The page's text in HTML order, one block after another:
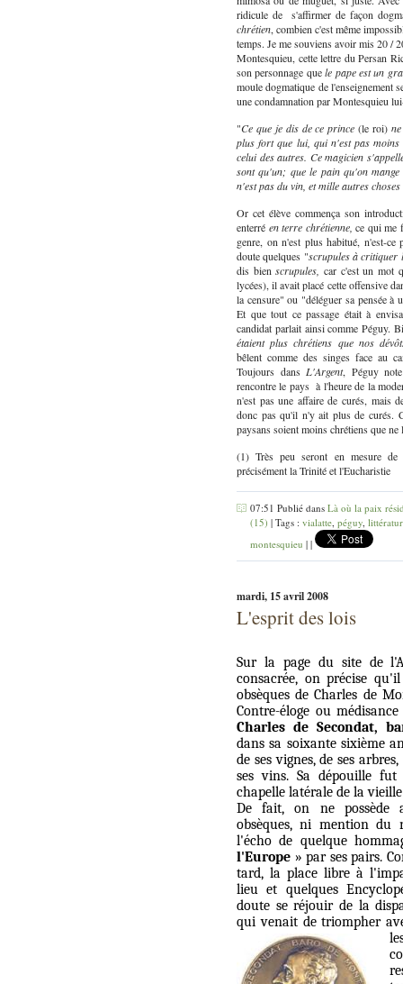
ridicule de s'affirmer de façon
chrétien, combien c'est même
temps. Je me souviens avoir mis 20 /
Montesquieu, cette lettre du Persan
son personnage quele pape est un
moule dogmatique de l'enseignement
une condamnation par Montesquieu
"Ce que je dis de ce prince (le roi)
plus fort que lui, qui n'est pas
celui des autres. Ce magicien
sont qu'un; que le pain qu'on
n'est pas du vin, et mille autres choses
Or cet élève commença son
enterré en terre chrétienne, ce qui me
genre, on n'est plus habitué, n'est-
doute quelques "scrupules à critiquer
dis bienscrupules, car c'est un mot
lycées), il avait placé cette offensive
la censure" ou "déléguer sa pensée
Et que tout ce passage était à
candidat parlait ainsi comme Péguy.
étaient plus chrétiens que nos
bêlent comme des singes face au
Toujours dansL'Argent, Péguy
rencontre le pays à l'heure de la
n'est pas une affaire de curés, mais
donc pas qu'il n'y ait plus de curés.
paysans soient moins chrétiens que ne
(1) Très peu seront en mesure de
précisément la Trinité et l'Eucharistie
07:51 Publié dans Là où la paix
(15) | Tags : vialatte, péguy,
montesquieu | |
mardi, 15 avril 2008
L'esprit des lois
Sur la page du site de
consacrée, on précise
obsèques de Charles de
Contre-éloge ou
Charles de Secondat,
dans sa soixante sixième
de ses vignes, de ses
ses vins. Sa dépouille
chapelle latérale de la
De fait, on ne possède
obsèques, ni mention
l'écho de quelque
l'Europe » par ses pairs.
tard, la place libre à
lieu et quelques
doute se réjouir de la
qui venait de triompher